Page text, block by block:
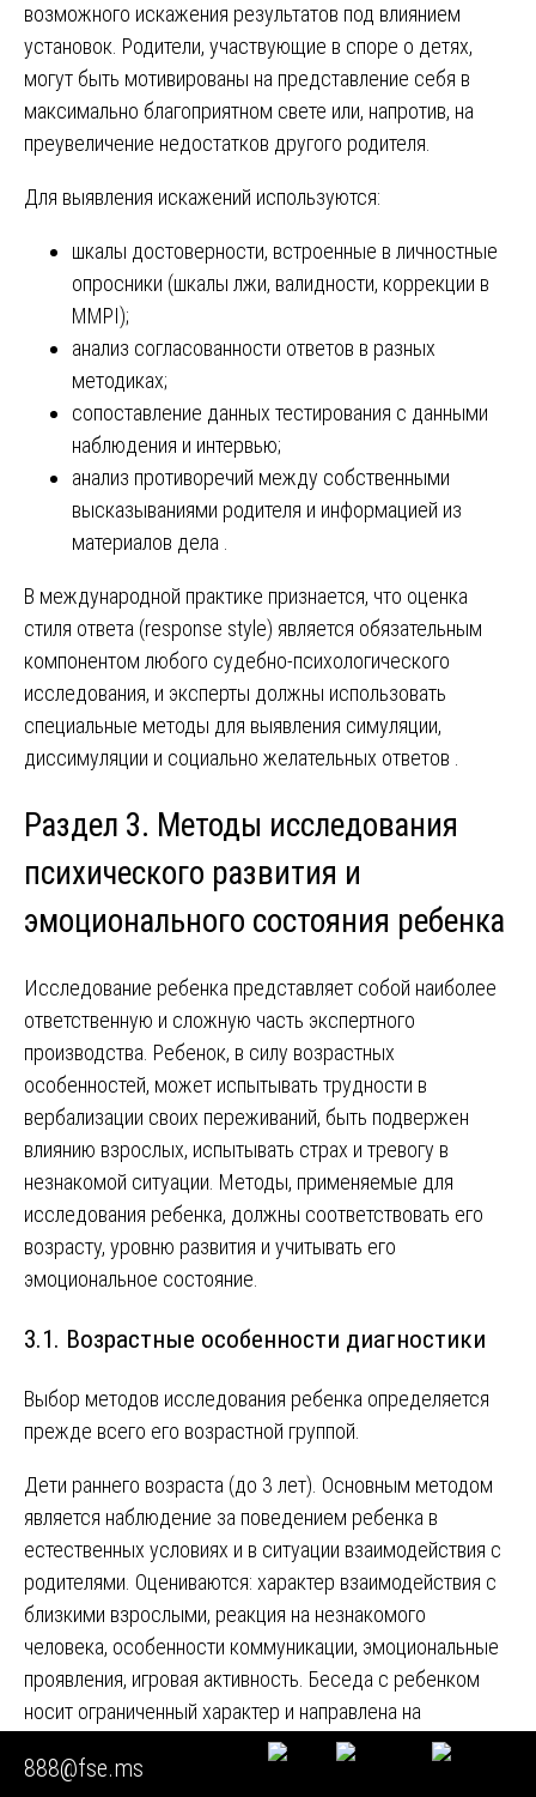
возможного искажения результатов под влиянием
установок. Родители, участвующие в споре о детях,
могут быть мотивированы на представление себя в
максимально благоприятном свете или, напротив, на
преувеличение недостатков другого родителя.
Для выявления искажений используются:
шкалы достоверности, встроенные в личностные
опросники (шкалы лжи, валидности, коррекции в
MMPI);
анализ согласованности ответов в разных
методиках;
сопоставление данных тестирования с данными
наблюдения и интервью;
анализ противоречий между собственными
высказываниями родителя и информацией из
материалов дела .
В международной практике признается, что оценка
стиля ответа (response style) является обязательным
компонентом любого судебно-психологического
исследования, и эксперты должны использовать
специальные методы для выявления симуляции,
диссимуляции и социально желательных ответов .
Раздел 3. Методы исследования
психического развития и
эмоционального состояния ребенка
Исследование ребенка представляет собой наиболее
ответственную и сложную часть экспертного
производства. Ребенок, в силу возрастных
особенностей, может испытывать трудности в
вербализации своих переживаний, быть подвержен
влиянию взрослых, испытывать страх и тревогу в
незнакомой ситуации. Методы, применяемые для
исследования ребенка, должны соответствовать его
возрасту, уровню развития и учитывать его
эмоциональное состояние.
3.1. Возрастные особенности диагностики
Выбор методов исследования ребенка определяется
прежде всего его возрастной группой.
Дети раннего возраста (до 3 лет). Основным методом
является наблюдение за поведением ребенка в
естественных условиях и в ситуации взаимодействия с
родителями. Оцениваются: характер взаимодействия с
близкими взрослыми, реакция на незнакомого
человека, особенности коммуникации, эмоциональные
проявления, игровая активность. Беседа с ребенком
носит ограниченный характер и направлена на
888@fse.ms